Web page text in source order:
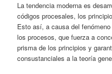
La tendencia moderna es
códigos procesales, los
Esto así, a causa del
los procesos, que fuerza a
prisma de los principios y
consustanciales a la teoría